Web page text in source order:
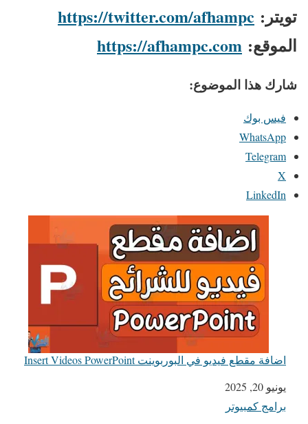
تويتر: https://twitter.com/afhampc
الموقع: https://afhampc.com
شارك هذا الموضوع:
فيس بوك
WhatsApp
Telegram
X
LinkedIn
اضافة مقطع فيديو في البوربوينت Insert Videos PowerPoint
التاريخ
يونيو 20, 2025
في ما يتعلق بما يأتي
برامج كمبيوتر